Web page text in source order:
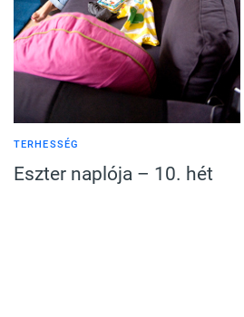
TERHESSÉG
Eszter naplója – 10. hét